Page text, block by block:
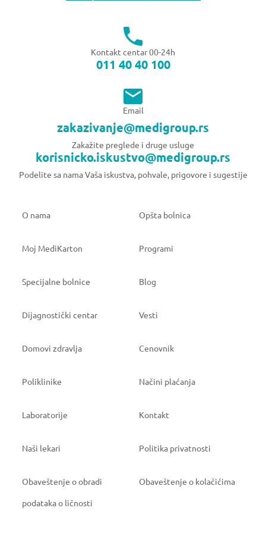
Kontakt centar 00-24h
011 40 40 100
Email
zakazivanje@medigroup.rs
Zakažite preglede i druge usluge
korisnicko.iskustvo@medigroup.rs
Podelite sa nama Vaša iskustva, pohvale, prigovore i sugestije
O nama Opšta bolnica
Moj MediKarton Programi
Specijalne bolnice Blog
Dijagnostički centar Vesti
Domovi zdravlja Cenovnik
Poliklinike Načini plaćanja
Laboratorije Kontakt
Naši lekari Politika privatnosti
Obaveštenje o obradi
podataka o ličnosti
Obaveštenje o kolačićima